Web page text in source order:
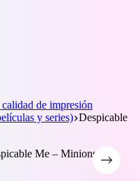
de impresión
y series) Despicable